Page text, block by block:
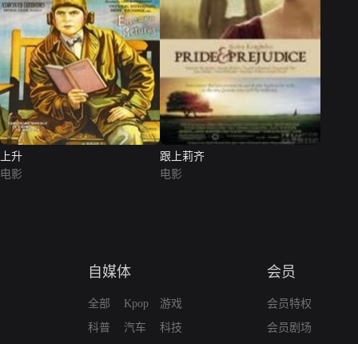
上升
电影
跟上莉齐
电影
自媒体
全部
科普
Kpop
汽车
游戏
科技
会员
会员特权
会员剧场